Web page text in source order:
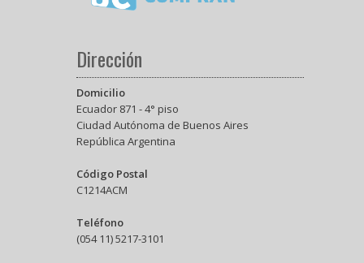
Dirección
Domicilio
Ecuador 871 - 4° piso
Ciudad Autónoma de Buenos Aires
República Argentina
Código Postal
C1214ACM
Teléfono
(054 11) 5217-3101